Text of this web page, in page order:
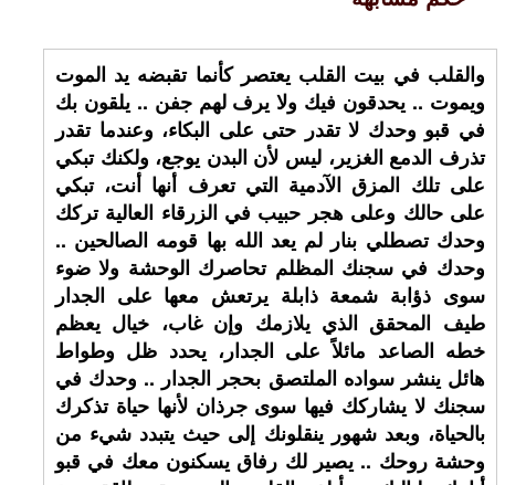
والقلب في بيت القلب يعتصر كأنما تقبضه يد الموت
ويموت .. يحدقون فيك ولا يرف لهم جفن .. يلقون بك
في قبو وحدك لا تقدر حتى على البكاء، وعندما تقدر
تذرف الدمع الغزير، ليس لأن البدن يوجع، ولكنك تبكي
على تلك المزق الآدمية التي تعرف أنها أنت، تبكي
على حالك وعلى هجر حبيب في الزرقاء العالية تركك
وحدك تصطلي بنار لم يعد الله بها قومه الصالحين ..
وحدك في سجنك المظلم تحاصرك الوحشة ولا ضوء
سوى ذؤابة شمعة ذابلة يرتعش معها على الجدار
طيف المحقق الذي يلازمك وإن غاب، خيال يعظم
خطه الصاعد مائلاً على الجدار، يحدد ظل وطواط
هائل ينشر سواده الملتصق بحجر الجدار .. وحدك في
سجنك لا يشاركك فيها سوى جرذان لأنها حياة تذكرك
بالحياة، وبعد شهور ينقلونك إلى حيث يتبدد شيء من
وحشة روحك .. يصير لك رفاق يسكنون معك في قبو